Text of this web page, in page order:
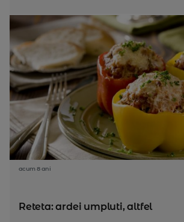
acum 8 ani
Reteta: ardei umpluti, altfel